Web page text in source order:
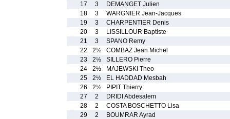
17
3
DEMANGET Julien
18
3
WARGNIER Jean-Jacques
19
3
CHARPENTIER Denis
20
3
LISSILLOUR Baptiste
21
3
SPANO Remy
22
2½
COMBAZ Jean Michel
23
2½
SILLERO Pierre
24
2½
MAJEWSKI Theo
25
2½
EL HADDAD Mesbah
26
2½
PIPIT Thierry
27
2
DRIDI Abdesalem
28
2
COSTA BOSCHETTO Lisa
29
2
BOUMRAR Ayrad